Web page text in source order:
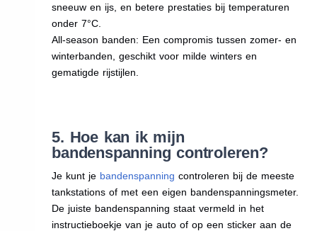
sneeuw en ijs, en betere prestaties bij temperaturen
onder 7°C.
All-season banden: Een compromis tussen zomer- en
winterbanden, geschikt voor milde winters en
gematigde rijstijlen.
5. Hoe kan ik mijn
bandenspanning controleren?
Je kunt je bandenspanning controleren bij de meeste
tankstations of met een eigen bandenspanningsmeter.
De juiste bandenspanning staat vermeld in het
instructieboekje van je auto of op een sticker aan de